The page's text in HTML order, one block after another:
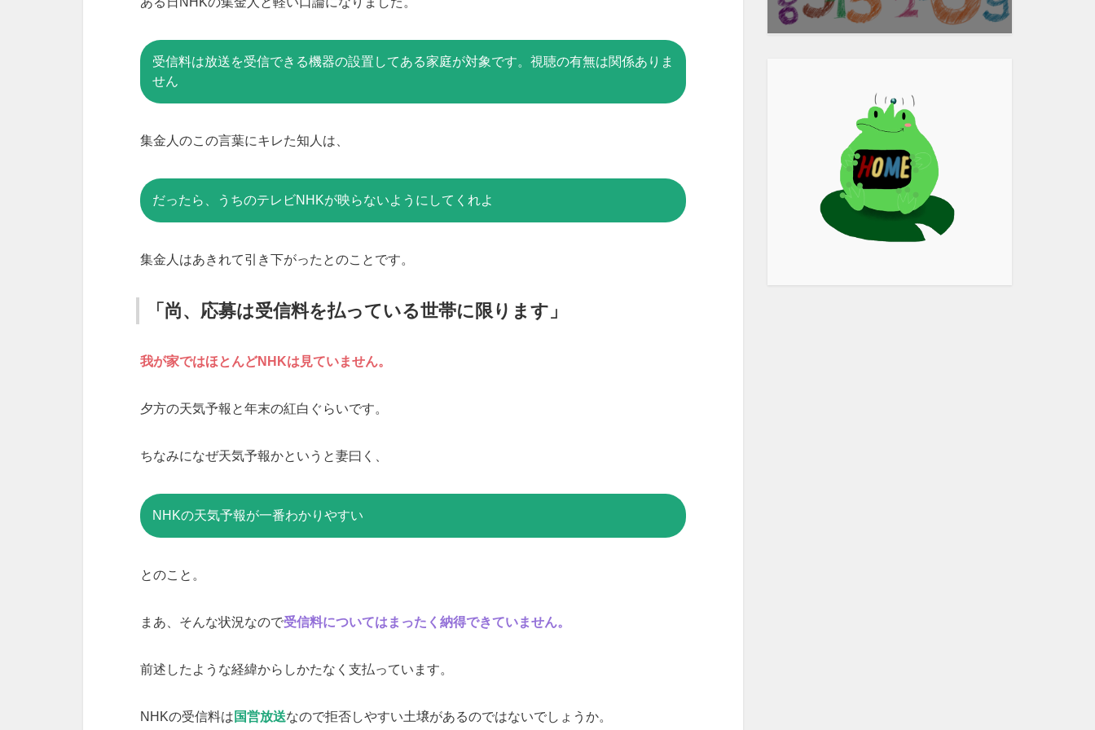
受信料は放送を受信できる機器の設置してある家庭が対象です。視聴の有無は関係ありま
せん
集金人のこの言葉にキレた知人は、
だったら、うちのテレビNHKが映らないようにしてくれよ
集金人はあきれて引き下がったとのことです。
「尚、応募は受信料を払っている世帯に限ります」
我が家ではほとんどNHKは見ていません。
夕方の天気予報と年末の紅白ぐらいです。
ちなみになぜ天気予報かというと妻曰く、
NHKの天気予報が一番わかりやすい
とのこと。
まあ、そんな状況なので受信料についてはまったく納得できていません。
前述したような経緯からしかたなく支払っています。
NHKの受信料は 国営放送なので拒否しやすい土壌があるのではないでしょうか。